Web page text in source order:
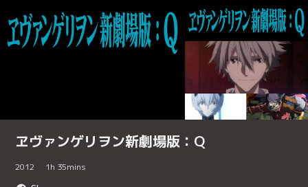
ヱヴァンゲリヲン新劇場版：Q
2012 1h 35mins